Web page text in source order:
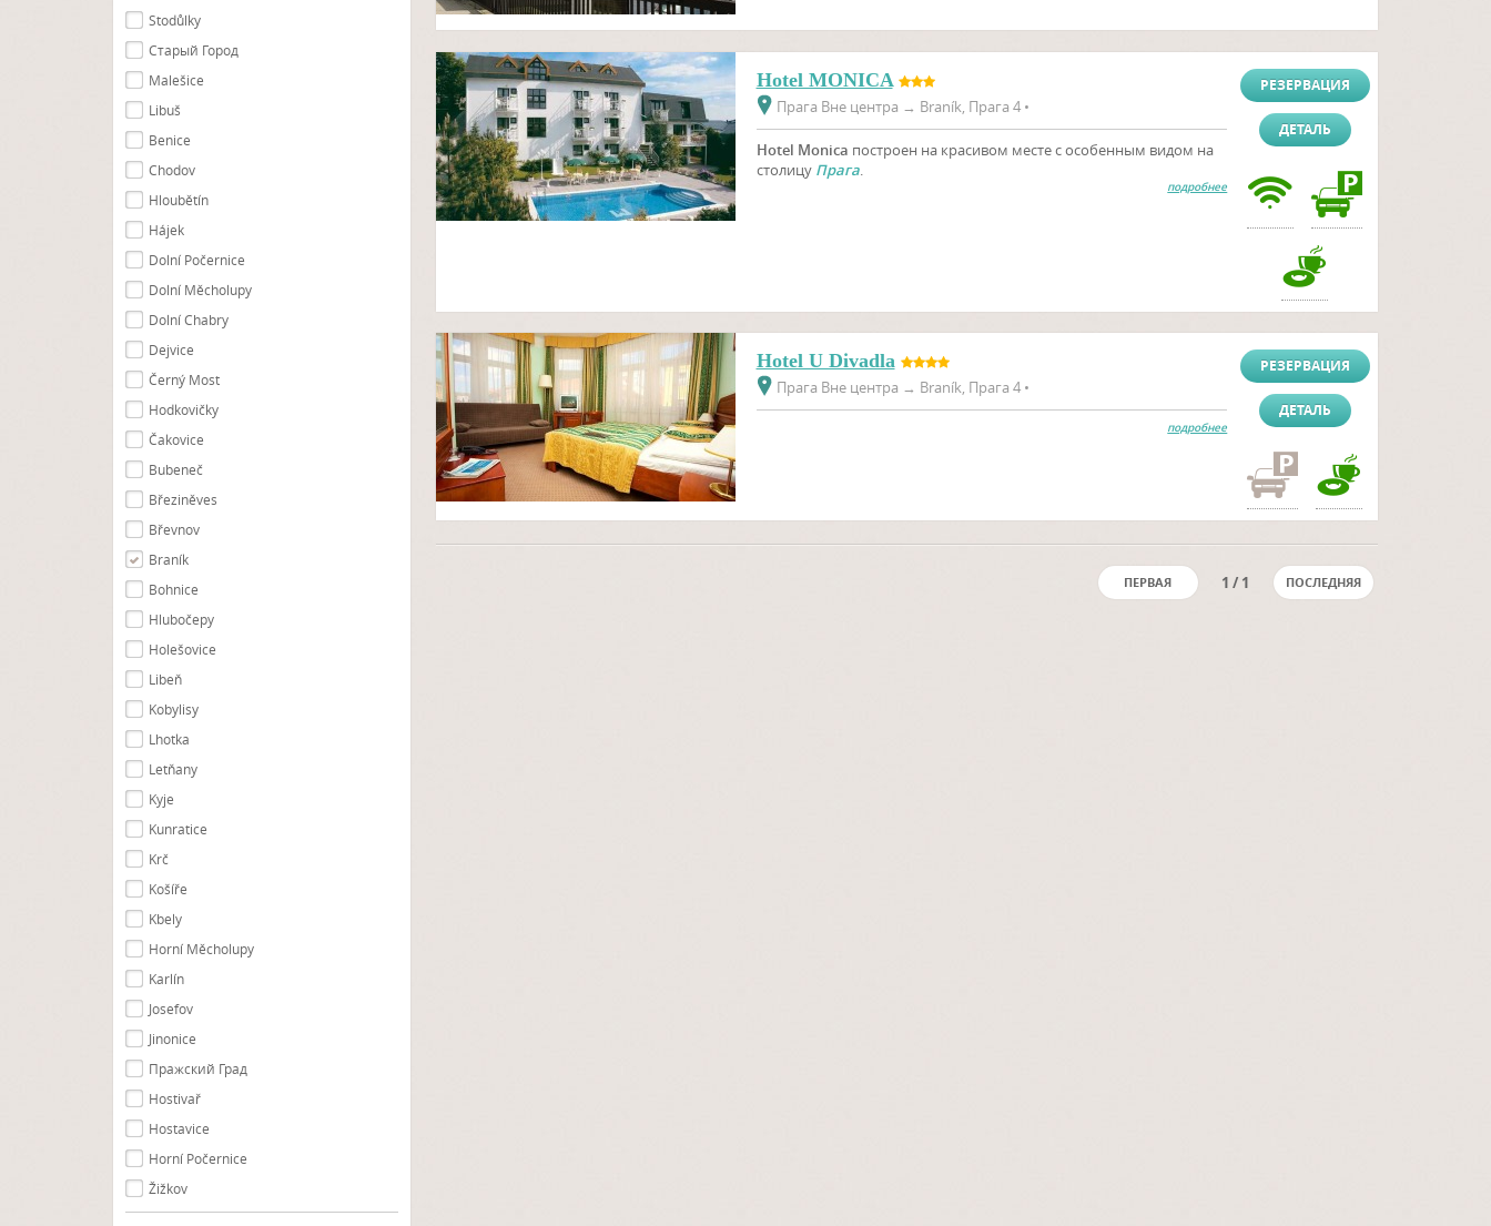
Stodůlky
Cтарый Город
Malešice
Libuš
Benice
Chodov
Hloubětín
Hájek
Dolní Počernice
Dolní Měcholupy
Dolní Chabry
Dejvice
Černý Most
Hodkovičky
Čakovice
Bubeneč
Březiněves
Břevnov
Braník
Bohnice
Hlubočepy
Holešovice
Libeň
Kobylisy
Lhotka
Letňany
Kyje
Kunratice
Krč
Košíře
Kbely
Horní Měcholupy
Karlín
Josefov
Jinonice
Пражский Град
Hostivař
Hostavice
Horní Počernice
Žižkov
Hotel MONICA
Прага Вне центра → Braník, Прага 4 •
Hotel Monica построен на красивом месте с особенным видом на
столицу Прага.
подробнее
РЕЗЕРВАЦИЯ
ДЕТАЛЬ
Hotel U Divadla
Прага Вне центра → Braník, Прага 4 •
подробнее
РЕЗЕРВАЦИЯ
ДЕТАЛЬ
ПЕРВАЯ 1 / 1 ПОСЛЕДНЯЯ